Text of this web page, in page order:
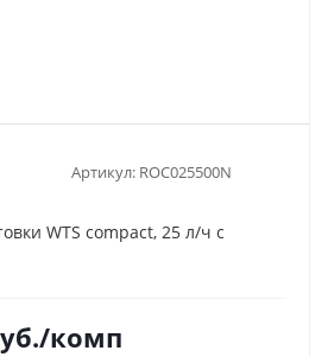
Артикул: ROC025500N
WTS compact, 25 л/ч с
/комп